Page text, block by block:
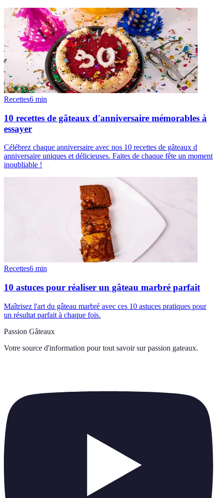
Recettes6 min
10 recettes de gâteaux d'anniversaire mémorables à
essayer
Célébrez chaque anniversaire avec nos 10 recettes de gâteaux d
anniversaire uniques et délicieuses. Faites de chaque fête un moment
inoubliable !
Recettes6 min
10 astuces pour réaliser un gâteau marbré parfait
Maîtrisez l'art du gâteau marbré avec ces 10 astuces pratiques pour
un résultat parfait à chaque fois.
Passion Gâteaux
Votre source d'information pour tout savoir sur passion gateaux.